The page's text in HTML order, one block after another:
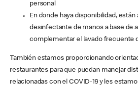
personal
En donde haya disponibilidad,
desinfectante de manos a base de
complementar el lavado frecuente
También estamos proporcionando
restaurantes para que puedan manejar
relacionadas con el COVID-19 y les